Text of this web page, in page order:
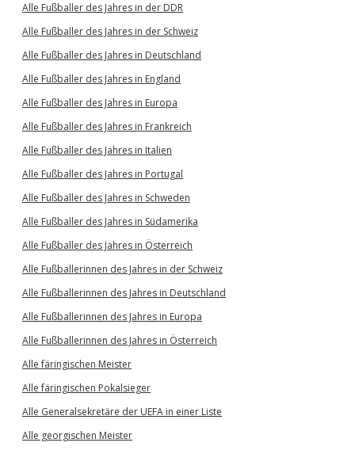
Alle Fußballer des Jahres in der DDR
Alle Fußballer des Jahres in der Schweiz
Alle Fußballer des Jahres in Deutschland
Alle Fußballer des Jahres in England
Alle Fußballer des Jahres in Europa
Alle Fußballer des Jahres in Frankreich
Alle Fußballer des Jahres in Italien
Alle Fußballer des Jahres in Portugal
Alle Fußballer des Jahres in Schweden
Alle Fußballer des Jahres in Südamerika
Alle Fußballer des Jahres in Österreich
Alle Fußballerinnen des Jahres in der Schweiz
Alle Fußballerinnen des Jahres in Deutschland
Alle Fußballerinnen des Jahres in Europa
Alle Fußballerinnen des Jahres in Österreich
Alle färingischen Meister
Alle färingischen Pokalsieger
Alle Generalsekretäre der UEFA in einer Liste
Alle georgischen Meister